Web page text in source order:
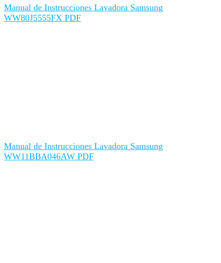
Manual de Instrucciones Lavadora Samsung
WW80J5555FX PDF
Manual de Instrucciones Lavadora Samsung
WW11BBA046AW PDF